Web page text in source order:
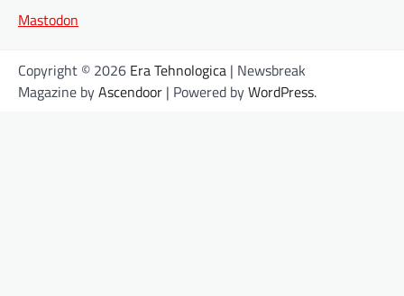
Mastodon
Copyright © 2026 Era Tehnologica | Newsbreak
Magazine byAscendoor | Powered byWordPress.